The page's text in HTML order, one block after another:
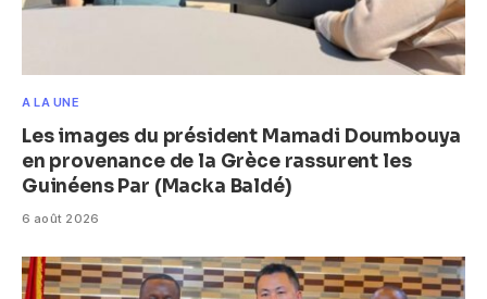
A LA UNE
Les images du président Mamadi Doumbouya
en provenance de la Grèce rassurent les
Guinéens Par (Macka Baldé)
6 août 2026